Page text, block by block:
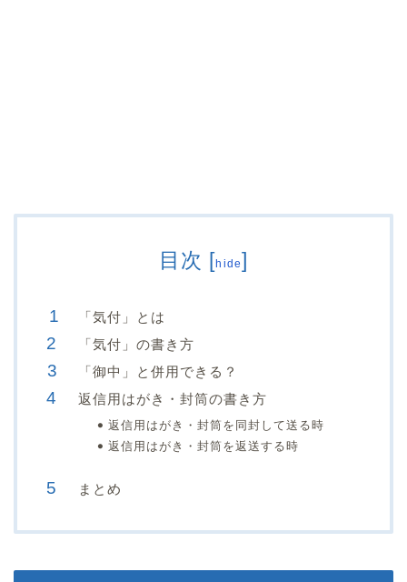
目次 [hide]
「気付」とは
「気付」の書き方
「御中」と併用できる？
返信用はがき・封筒の書き方
返信用はがき・封筒を同封して送る時
返信用はがき・封筒を返送する時
まとめ